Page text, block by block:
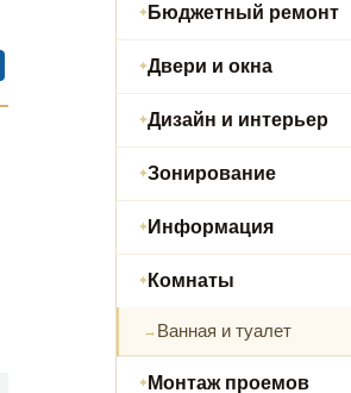
Бюджетный ремонт
Двери и окна
Дизайн и интерьер
Зонирование
Информация
Комнаты
Ванная и туалет
Монтаж проемов